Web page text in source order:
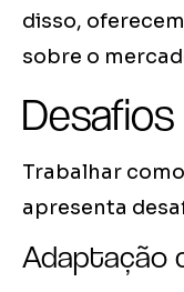
disso,
sobre o
Trabalhar
apresenta
Adaptação